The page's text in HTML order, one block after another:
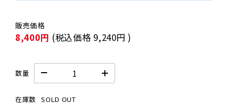
8,400円 (税込価格 9,240円 )
数量
在庫数 SOLD OUT